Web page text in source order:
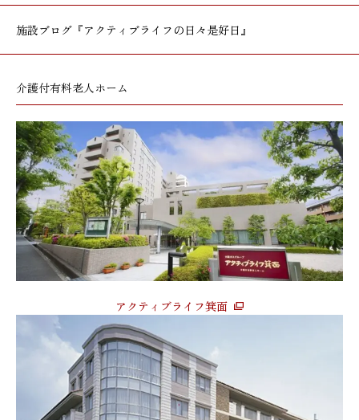
施設ブログ 『アクティブライフの日々是好日』
介護付有料老人ホーム
アクティブライフ箕面